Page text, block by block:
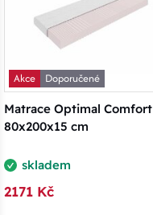
Akce
Doporučené
Matrace Optimal Comfort
80x200x15 cm
skladem
2171 Kč